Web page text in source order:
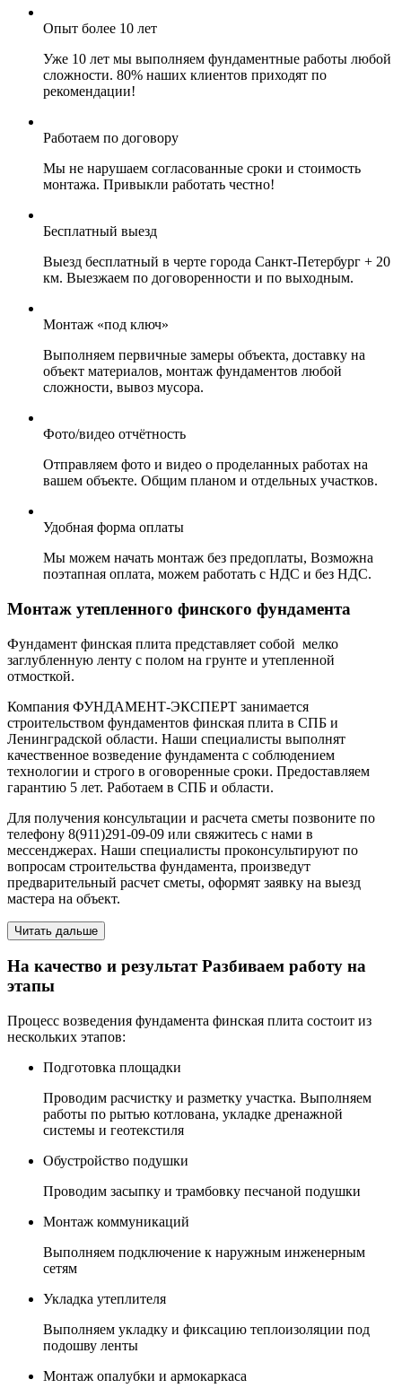
Опыт более 10 лет
Уже 10 лет мы выполняем фундаментные работы любой
сложности. 80% наших клиентов приходят по
рекомендации!
Работаем по договору
Мы не нарушаем согласованные сроки и стоимость
монтажа. Привыкли работать честно!
Бесплатный выезд
Выезд бесплатный в черте города Санкт-Петербург + 20
км. Выезжаем по договоренности и по выходным.
Монтаж «под ключ»
Выполняем первичные замеры объекта, доставку на
объект материалов, монтаж фундаментов любой
сложности, вывоз мусора.
Фото/видео отчётность
Отправляем фото и видео о проделанных работах на
вашем объекте. Общим планом и отдельных участков.
Удобная форма оплаты
Мы можем начать монтаж без предоплаты, Возможна
поэтапная оплата, можем работать с НДС и без НДС.
Монтаж утепленного финского фундамента
Фундамент финская плита представляет собой мелко
заглубленную ленту с полом на грунте и утепленной
отмосткой.
Компания ФУНДАМЕНТ-ЭКСПЕРТ занимается
строительством фундаментов финская плита в СПБ и
Ленинградской области. Наши специалисты выполнят
качественное возведение фундамента с соблюдением
технологии и строго в оговоренные сроки. Предоставляем
гарантию 5 лет. Работаем в СПБ и области.
Для получения консультации и расчета сметы позвоните по
телефону 8(911)291-09-09 или свяжитесь с нами в
мессенджерах. Наши специалисты проконсультируют по
вопросам строительства фундамента, произведут
предварительный расчет сметы, оформят заявку на выезд
мастера на объект.
Читать дальше
На качество и результатРазбиваем работу на
этапы
Процесс возведения фундамента финская плита состоит из
нескольких этапов:
Подготовка площадки
Проводим расчистку и разметку участка. Выполняем
работы по рытью котлована, укладке дренажной
системы и геотекстиля
Обустройство подушки
Проводим засыпку и трамбовку песчаной подушки
Монтаж коммуникаций
Выполняем подключение к наружным инженерным
сетям
Укладка утеплителя
Выполняем укладку и фиксацию теплоизоляции под
подошву ленты
Монтаж опалубки и армокаркаса